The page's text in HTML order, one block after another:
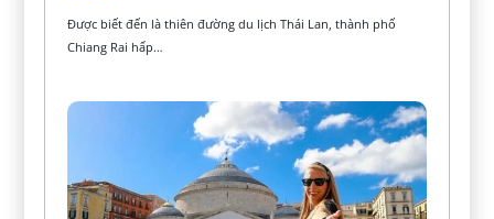
Được biết đến là thiên đường du lịch Thái Lan, thành phố
Chiang Rai hấp…